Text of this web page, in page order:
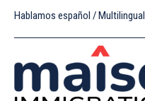
Hablamos español / Multilingual